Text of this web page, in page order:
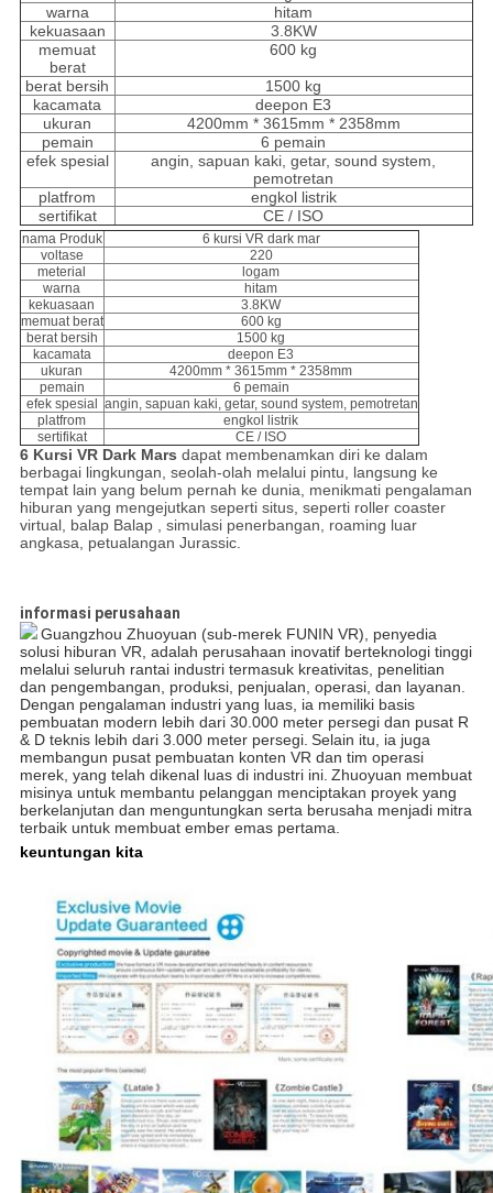
warna
hitam
kekuasaan
3.8KW
memuat
berat
600 kg
berat bersih
1500 kg
kacamata
deepon E3
ukuran
4200mm * 3615mm * 2358mm
pemain
6 pemain
efek spesial
angin, sapuan kaki, getar, sound system,
pemotretan
platfrom
engkol listrik
sertifikat
CE / ISO
nama Produk
6 kursi VR dark mar
voltase
220
meterial
logam
warna
hitam
kekuasaan
3.8KW
memuat berat
600 kg
berat bersih
1500 kg
kacamata
deepon E3
ukuran
4200mm * 3615mm * 2358mm
pemain
6 pemain
efek spesial
angin, sapuan kaki, getar, sound system, pemotretan
platfrom
engkol listrik
sertifikat
CE / ISO
6 Kursi VR Dark Mars dapat membenamkan diri ke dalam
berbagai lingkungan, seolah-olah melalui pintu, langsung ke
tempat lain yang belum pernah ke dunia, menikmati pengalaman
hiburan yang mengejutkan seperti situs, seperti roller coaster
virtual, balap Balap , simulasi penerbangan, roaming luar
angkasa, petualangan Jurassic.
informasi perusahaan
Guangzhou Zhuoyuan (sub-merek FUNIN VR), penyedia
solusi hiburan VR, adalah perusahaan inovatif berteknologi tinggi
melalui seluruh rantai industri termasuk kreativitas, penelitian
dan pengembangan, produksi, penjualan, operasi, dan layanan.
Dengan pengalaman industri yang luas, ia memiliki basis
pembuatan modern lebih dari 30.000 meter persegi dan pusat R
& D teknis lebih dari 3.000 meter persegi. Selain itu, ia juga
membangun pusat pembuatan konten VR dan tim operasi
merek, yang telah dikenal luas di industri ini. Zhuoyuan membuat
misinya untuk membantu pelanggan menciptakan proyek yang
berkelanjutan dan menguntungkan serta berusaha menjadi mitra
terbaik untuk membuat ember emas pertama.
keuntungan kita